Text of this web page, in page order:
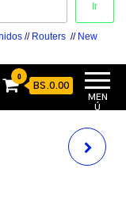
Ir
// Routers // New
MEN
Ú
0
BS.0.00